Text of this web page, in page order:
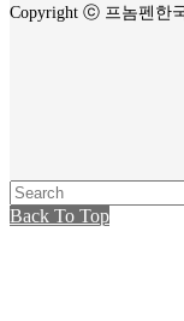
Copyright ⓒ 프놈펜한
Back To Top